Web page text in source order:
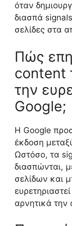
όταν
διασπά
σελίδες στα
Πώς
content
την
Google;
Η Google
έκδοση
Ωστόσο, τα
διασπώνται,
σελίδων και
αρνητικά την